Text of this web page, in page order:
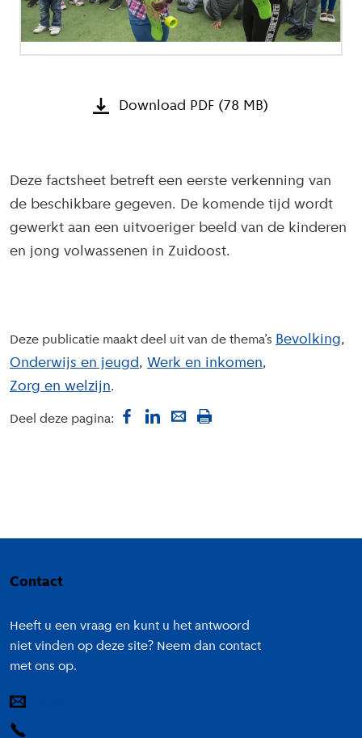
Download PDF (78 MB)
Deze factsheet betreft een eerste verkenning van
de beschikbare gegeven. De komende tijd wordt
gewerkt aan een uitvoeriger beeld van de kinderen
en jong volwassenen in Zuidoost.
Deze publicatie maakt deel uit van de thema’s Bevolking
Onderwijs en jeugd Werk en inkomen
Zorg en welzijn
Deel deze pagina:
Contact
Heeft u een vraag en kunt u het antwoord
niet vinden op deze site? Neem dan contact
met ons op.